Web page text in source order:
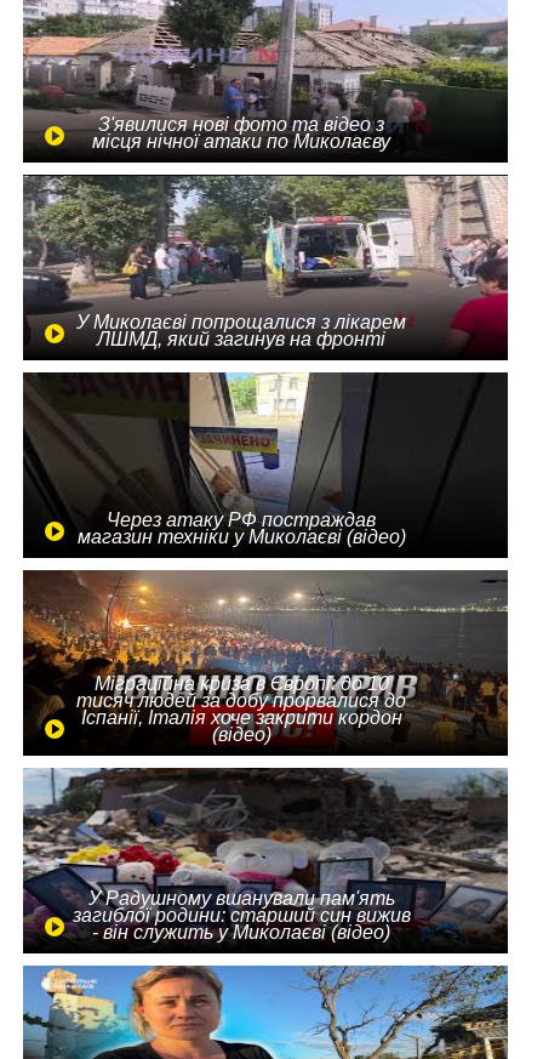
З'явилися нові фото та відео з
місця нічної атаки по Миколаєву
У Миколаєві попрощалися з лікарем
ЛШМД, який загинув на фронті
Через атаку РФ постраждав
магазин техніки у Миколаєві (відео)
Міграційна криза в Європі: до 10
тисяч людей за добу прорвалися до
Іспанії, Італія хоче закрити кордон
(відео)
У Радушному вшанували пам'ять
загиблої родини: старший син вижив
- він служить у Миколаєві (відео)